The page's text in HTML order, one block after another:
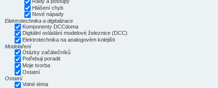
Hlášení chyb
Nové nápady
Elektrotechnika a digitalizace
Komponenty DCCdoma
Digitální ovládání modelové železnice (DCC)
Elektrotechnika na analogovém kolejišti
Modelaření
Otázky začátečníků
Potřebuji poradit
Moje tvorba
Ostatní
Ostatní
Volné téma